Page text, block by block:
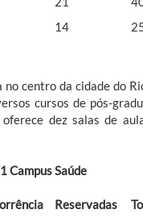
14
no centro da cidade do
cursos de pós-
dez salas de
Campus Saúde
Reservadas